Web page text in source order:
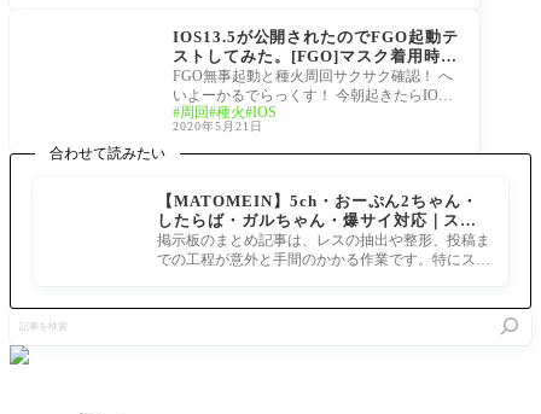
IOS13.5が公開されたのでFGO起動テ
ストしてみた。[FGO]マスク着用時に
素早くパスコード入力へ
FGO無事起動と種火周回サクサク確認！ へ
いよーかるでらっくす！ 今朝起きたらIOS1
3.5が公開されていたので管理人のiPhone XS
Maxに早速
周回 種火 IOS
2020年5月21日
合わせて読みたい
【MATOMEIN】5ch・おーぷん2ちゃん・
したらば・ガルちゃん・爆サイ対応｜スマ
ホでまとめ記事を作れるアプリ FGOのまと
め記事ができるまで
掲示板のまとめ記事は、レスの抽出や整形、投稿ま
での工程が意外と手間のかかる作業です。特にスマ
を
検